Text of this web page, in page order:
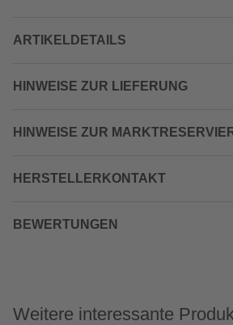
ARTIKELDETAILS
HINWEISE ZUR LIEFERUNG
HINWEISE ZUR
HERSTELLERKONTAKT
BEWERTUNGEN
Weitere interessante